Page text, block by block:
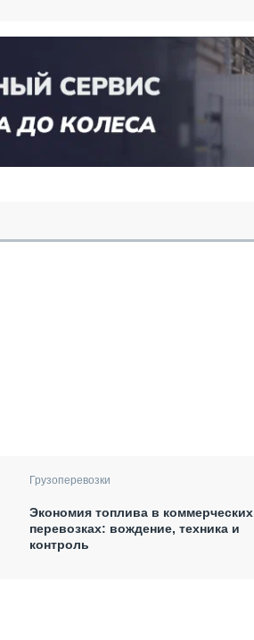
Грузоперевозки
Экономия топлива в коммерческих
перевозках: вождение, техника и
контроль